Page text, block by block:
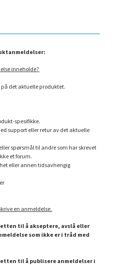
inneholde?
på det aktuelle produktet.
spesifikke.
support eller retur av det aktuelle
spørsmål til andre som har skrevet
et forum.
eller annen tidsavhengig
en anmeldelse.
til å akseptere, avslå eller
som ikke er i tråd med
til å publisere anmeldelser i